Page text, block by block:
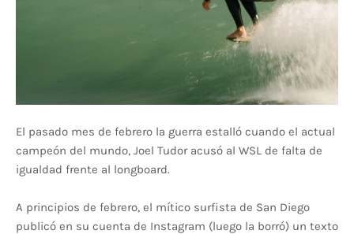
El pasado mes de febrero la guerra estalló cuando el actual
campeón del mundo, Joel Tudor acusó al WSL de falta de
igualdad frente al longboard.
A principios de febrero, el mítico surfista de San Diego
publicó en su cuenta de Instagram (luego la borró) un texto